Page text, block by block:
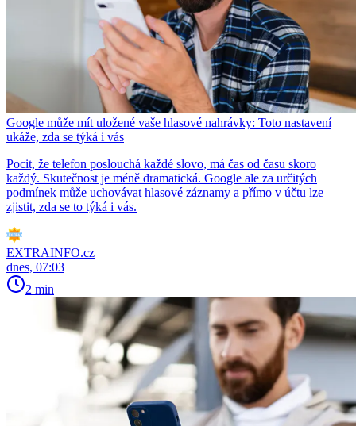
Google může mít uložené vaše hlasové nahrávky: Toto nastavení
ukáže, zda se týká i vás
Pocit, že telefon poslouchá každé slovo, má čas od času skoro
každý. Skutečnost je méně dramatická. Google ale za určitých
podmínek může uchovávat hlasové záznamy a přímo v účtu lze
zjistit, zda se to týká i vás.
EXTRAINFO.cz
dnes, 07:03
2 min